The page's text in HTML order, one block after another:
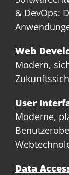
& DevOps:
Web
Modern,
User
Moderne,
Data